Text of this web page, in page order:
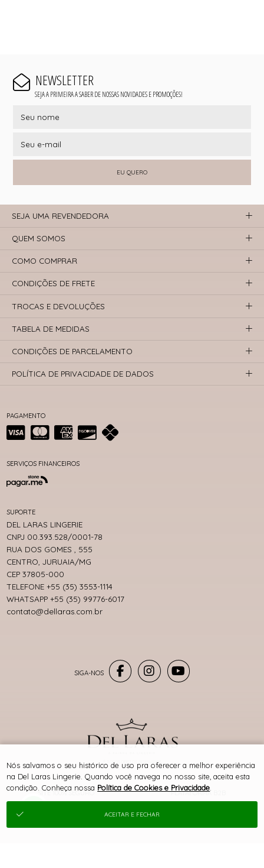
NEWSLETTER
SEJA A PRIMEIRA A SABER DE NOSSAS NOVIDADES E PROMOÇÕES!
EU QUERO
PAGAMENTO
SERVIÇOS FINANCEIROS
SITE 100% SEGURO PLATAFORMA B2B
SUPORTE
DEL LARAS LINGERIE
CNPJ 00.393.528/0001-78
RUA DOS GOMES , 555
CENTRO, JURUAIA/MG
CEP 37805-000
TELEFONE +55 (35) 3553-1114
WHATSAPP +55 (35) 99776-6017
contato@dellaras.com.br
SEJA UMA REVENDEDORA
QUEM SOMOS
COMO COMPRAR
CONDIÇÕES DE FRETE
TROCAS E DEVOLUÇÕES
TABELA DE MEDIDAS
CONDIÇÕES DE PARCELAMENTO
POLÍTICA DE PRIVACIDADE DE DADOS
® TODOS DIREITOS RESERVADOS
Nós salvamos o seu histórico de uso pra oferecer a melhor experiência
na Del Laras Lingerie. Quando você navega no nosso site, aceita esta
condição. Conheça nossa Política de Cookies e Privacidade
ACEITAR E FECHAR